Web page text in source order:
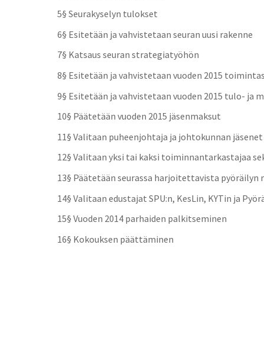
5§ Seurakyselyn tulokset
6§ Esitetään ja vahvistetaan seuran uusi rakenne
7§ Katsaus seuran strategiatyöhön
8§ Esitetään ja vahvistetaan vuoden 2015
9§ Esitetään ja vahvistetaan vuoden 2015 tulo- ja
10§ Päätetään vuoden 2015 jäsenmaksut
11§ Valitaan puheenjohtaja ja johtokunnan jäsenet
12§ Valitaan yksi tai kaksi toiminnantarkastajaa
13§ Päätetään seurassa harjoitettavista
14§ Valitaan edustajat SPU:n, KesLin, KYTin ja
15§ Vuoden 2014 parhaiden palkitseminen
16§ Kokouksen päättäminen